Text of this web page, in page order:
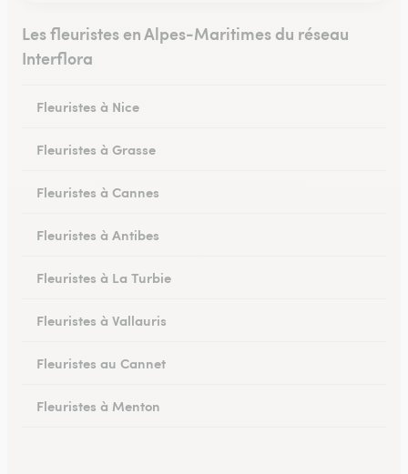
Les fleuristes en Alpes-Maritimes du réseau
Interflora
Fleuristes à Nice
Fleuristes à Grasse
Fleuristes à Cannes
Fleuristes à Antibes
Fleuristes à La Turbie
Fleuristes à Vallauris
Fleuristes au Cannet
Fleuristes à Menton